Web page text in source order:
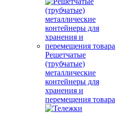
Решетчатые
(трубчатые)
металлические
контейнеры для
хранения и
перемещения товара